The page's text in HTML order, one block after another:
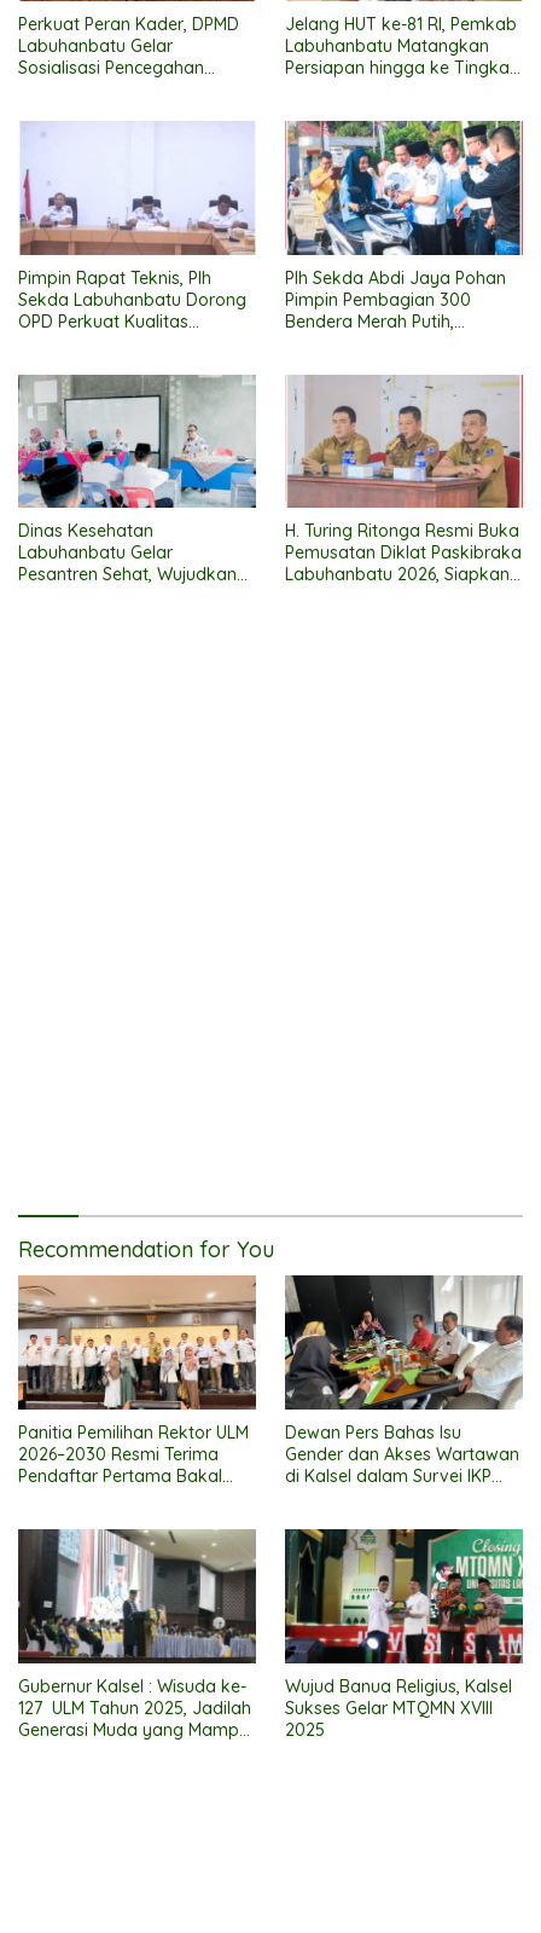
Perkuat Peran Kader, DPMD
Labuhanbatu Gelar
Sosialisasi Pencegahan
Jelang HUT ke-81 RI, Pemkab
Labuhanbatu Matangkan
Persiapan hingga ke Tingkat
Pimpin Rapat Teknis, Plh
Sekda Labuhanbatu Dorong
OPD Perkuat Kualitas
2026
Plh Sekda Abdi Jaya Pohan
Pimpin Pembagian 300
Bendera Merah Putih,
Dinas Kesehatan
Labuhanbatu Gelar
Pesantren Sehat, Wujudkan
H. Turing Ritonga Resmi Buka
Pemusatan Diklat Paskibraka
Labuhanbatu 2026, Siapkan
Recommendation for You
Panitia Pemilihan Rektor ULM
2026–2030 Resmi Terima
Pendaftar Pertama Bakal
Dewan Pers Bahas Isu
Gender dan Akses Wartawan
di Kalsel dalam Survei IKP
Gubernur Kalsel : Wisuda ke-
127 ULM Tahun 2025, Jadilah
Generasi Muda yang Mampu
Wujud Banua Religius, Kalsel
Sukses Gelar MTQMN XVIII
2025